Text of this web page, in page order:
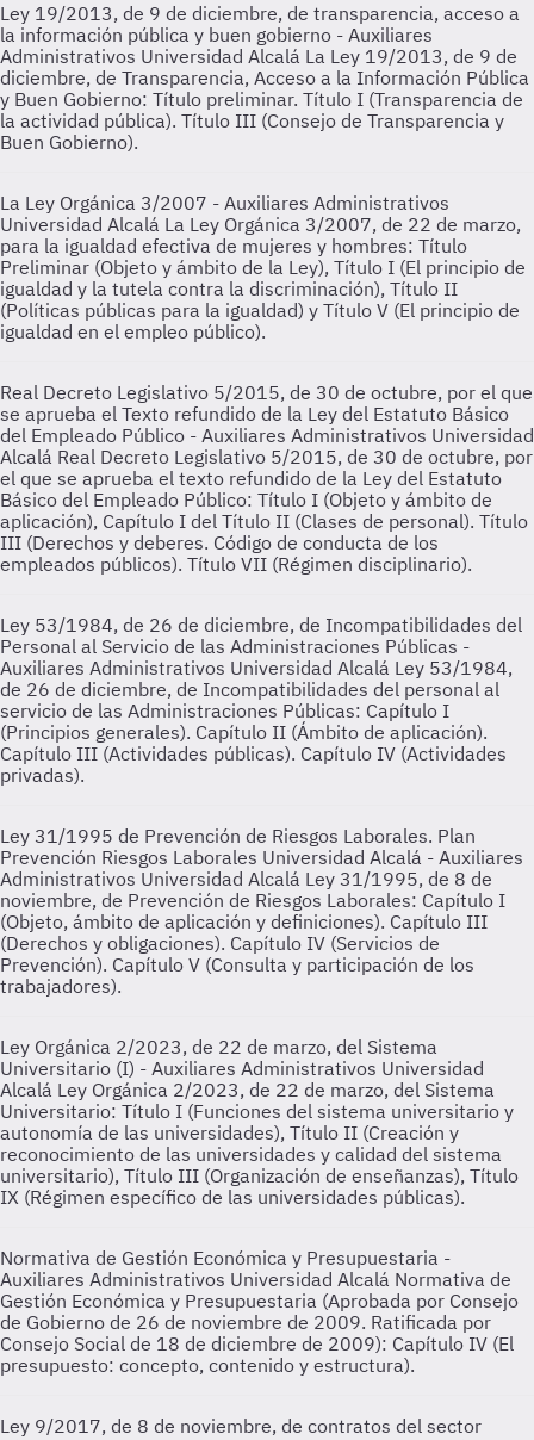
Ley 19/2013, de 9 de diciembre, de transparencia, acceso a
la información pública y buen gobierno - Auxiliares
Administrativos Universidad Alcalá La Ley 19/2013, de 9 de
diciembre, de Transparencia, Acceso a la Información Pública
y Buen Gobierno: Título preliminar. Título I (Transparencia de
la actividad pública). Título III (Consejo de Transparencia y
Buen Gobierno).
La Ley Orgánica 3/2007 - Auxiliares Administrativos
Universidad Alcalá La Ley Orgánica 3/2007, de 22 de marzo,
para la igualdad efectiva de mujeres y hombres: Título
Preliminar (Objeto y ámbito de la Ley), Título I (El principio de
igualdad y la tutela contra la discriminación), Título II
(Políticas públicas para la igualdad) y Título V (El principio de
igualdad en el empleo público).
Real Decreto Legislativo 5/2015, de 30 de octubre, por el que
se aprueba el Texto refundido de la Ley del Estatuto Básico
del Empleado Público - Auxiliares Administrativos Universidad
Alcalá Real Decreto Legislativo 5/2015, de 30 de octubre, por
el que se aprueba el texto refundido de la Ley del Estatuto
Básico del Empleado Público: Título I (Objeto y ámbito de
aplicación), Capítulo I del Título II (Clases de personal). Título
III (Derechos y deberes. Código de conducta de los
empleados públicos). Título VII (Régimen disciplinario).
Ley 53/1984, de 26 de diciembre, de Incompatibilidades del
Personal al Servicio de las Administraciones Públicas -
Auxiliares Administrativos Universidad Alcalá Ley 53/1984,
de 26 de diciembre, de Incompatibilidades del personal al
servicio de las Administraciones Públicas: Capítulo I
(Principios generales). Capítulo II (Ámbito de aplicación).
Capítulo III (Actividades públicas). Capítulo IV (Actividades
privadas).
Ley 31/1995 de Prevención de Riesgos Laborales. Plan
Prevención Riesgos Laborales Universidad Alcalá - Auxiliares
Administrativos Universidad Alcalá Ley 31/1995, de 8 de
noviembre, de Prevención de Riesgos Laborales: Capítulo I
(Objeto, ámbito de aplicación y definiciones). Capítulo III
(Derechos y obligaciones). Capítulo IV (Servicios de
Prevención). Capítulo V (Consulta y participación de los
trabajadores).
Ley Orgánica 2/2023, de 22 de marzo, del Sistema
Universitario (I) - Auxiliares Administrativos Universidad
Alcalá Ley Orgánica 2/2023, de 22 de marzo, del Sistema
Universitario: Título I (Funciones del sistema universitario y
autonomía de las universidades), Título II (Creación y
reconocimiento de las universidades y calidad del sistema
universitario), Título III (Organización de enseñanzas), Título
IX (Régimen específico de las universidades públicas).
Normativa de Gestión Económica y Presupuestaria -
Auxiliares Administrativos Universidad Alcalá Normativa de
Gestión Económica y Presupuestaria (Aprobada por Consejo
de Gobierno de 26 de noviembre de 2009. Ratificada por
Consejo Social de 18 de diciembre de 2009): Capítulo IV (El
presupuesto: concepto, contenido y estructura).
Ley 9/2017, de 8 de noviembre, de contratos del sector